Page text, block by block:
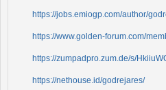
https://jobs.emiogp.com/author/
https://www.golden-forum.com/
https://zumpadpro.zum.de/s/
https://nethouse.id/godrejares/